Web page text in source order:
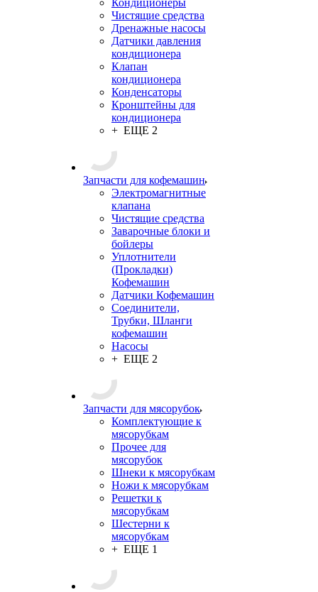
Кондиционеры
Чистящие средства
Дренажные насосы
Датчики давления
кондиционера
Клапан
кондиционера
Конденсаторы
Кронштейны для
кондиционера
+ ЕЩЕ 2
Запчасти для кофемашин
Электромагнитные
клапана
Чистящие средства
Заварочные блоки и
бойлеры
Уплотнители
(Прокладки)
Кофемашин
Датчики Кофемашин
Соединители,
Трубки, Шланги
кофемашин
Насосы
+ ЕЩЕ 2
Запчасти для мясорубок
Комплектующие к
мясорубкам
Прочее для
мясорубок
Шнеки к мясорубкам
Ножи к мясорубкам
Решетки к
мясорубкам
Шестерни к
мясорубкам
+ ЕЩЕ 1